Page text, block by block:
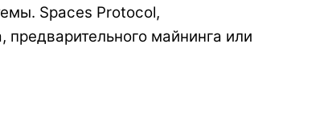
Spaces Protocol,
майнинга или